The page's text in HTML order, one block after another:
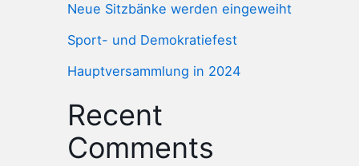
Neue Sitzbänke werden eingeweiht
Sport- und Demokratiefest
Hauptversammlung in 2024
Recent
Comments